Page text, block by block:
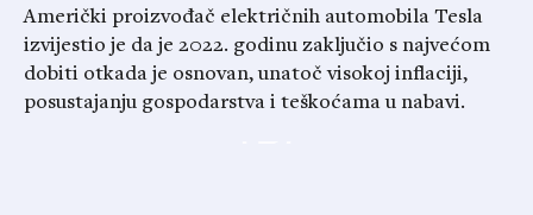
Američki proizvođač električnih automobila Tesla
izvijestio je da je 2022. godinu zaključio s najvećom
dobiti otkada je osnovan, unatoč visokoj inflaciji,
posustajanju gospodarstva i teškoćama u nabavi.